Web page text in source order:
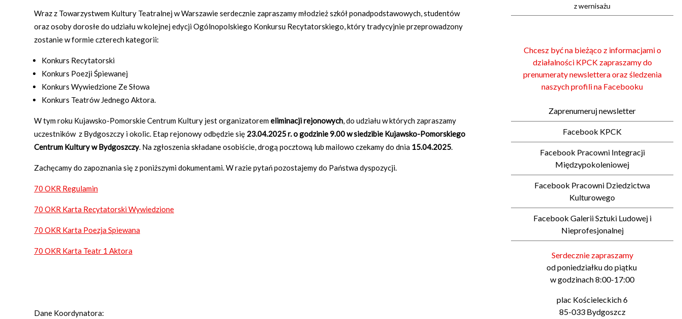
Wraz z Towarzystwem Kultury Teatralnej w Warszawie serdecznie zapraszamy młodzież szkół ponadpodstawowych, studentów
oraz osoby dorosłe do udziału w kolejnej edycji Ogólnopolskiego Konkursu Recytatorskiego, który tradycyjnie przeprowadzony
zostanie w formie czterech kategorii:
Konkurs Recytatorski
Konkurs Poezji Śpiewanej
Konkurs Wywiedzione Ze Słowa
Konkurs Teatrów Jednego Aktora.
W tym roku Kujawsko-Pomorskie Centrum Kultury jest organizatoremeliminacji rejonowych , do udziału w których zapraszamy
uczestników z Bydgoszczy i okolic. Etap rejonowy odbędzie się 23.04.2025 r. o godzinie 9.00 w siedzibie Kujawsko-Pomorskiego
Centrum Kultury w Bydgoszczy. Na zgłoszenia składane osobiście, drogą pocztową lub mailowo czekamy do dnia 15.04.2025
Zachęcamy do zapoznania się z poniższymi dokumentami. W razie pytań pozostajemy do Państwa dyspozycji.
70 OKR Regulamin
70 OKR Karta Recytatorski Wywiedzione
70 OKR Karta Poezja Spiewana
70 OKR Karta Teatr 1 Aktora
Dane Koordynatora:
z wernisażu
Chcesz być na bieżąco z informacjami o
działalności KPCK zapraszamy do
prenumeraty newslettera oraz śledzenia
naszych profili na Facebooku
Zaprenumeruj newsletter
Facebook KPCK
Facebook Pracowni Integracji
Międzypokoleniowej
Facebook Pracowni Dziedzictwa
Kulturowego
Facebook Galerii Sztuki Ludowej i
Nieprofesjonalnej
Serdecznie zapraszamy
od poniedziałku do piątku
w godzinach 8:00-17:00
plac Kościeleckich 6
85-033 Bydgoszcz